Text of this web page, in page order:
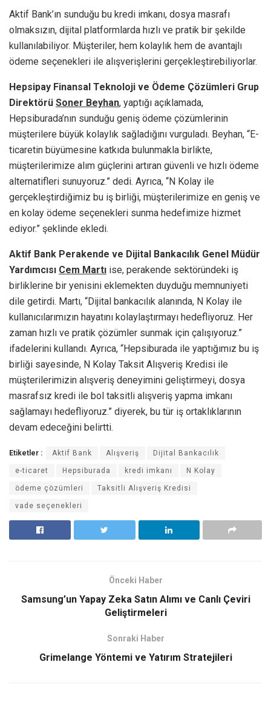
Aktif Bank’ın sunduğu bu kredi imkanı, dosya masrafı
olmaksızın, dijital platformlarda hızlı ve pratik bir şekilde
kullanılabiliyor. Müşteriler, hem kolaylık hem de avantajlı
ödeme seçenekleri ile alışverişlerini gerçekleştirebiliyorlar.
Hepsipay Finansal Teknoloji ve Ödeme Çözümleri Grup
Direktörü Soner Beyhan, yaptığı açıklamada,
Hepsiburada’nın sunduğu geniş ödeme çözümlerinin
müşterilere büyük kolaylık sağladığını vurguladı. Beyhan, “E-
ticaretin büyümesine katkıda bulunmakla birlikte,
müşterilerimize alım güçlerini artıran güvenli ve hızlı ödeme
alternatifleri sunuyoruz.” dedi. Ayrıca, “N Kolay ile
gerçekleştirdiğimiz bu iş birliği, müşterilerimize en geniş ve
en kolay ödeme seçenekleri sunma hedefimize hizmet
ediyor.” şeklinde ekledi.
Aktif Bank Perakende ve Dijital Bankacılık Genel Müdür
Yardımcısı Cem Martı ise, perakende sektöründeki iş
birliklerine bir yenisini eklemekten duyduğu memnuniyeti
dile getirdi. Martı, “Dijital bankacılık alanında, N Kolay ile
kullanıcılarımızın hayatını kolaylaştırmayı hedefliyoruz. Her
zaman hızlı ve pratik çözümler sunmak için çalışıyoruz.”
ifadelerini kullandı. Ayrıca, “Hepsiburada ile yaptığımız bu iş
birliği sayesinde, N Kolay Taksit Alışveriş Kredisi ile
müşterilerimizin alışveriş deneyimini geliştirmeyi, dosya
masrafsız kredi ile bol taksitli alışveriş yapma imkanı
sağlamayı hedefliyoruz.” diyerek, bu tür iş ortaklıklarının
devam edeceğini belirtti.
Etiketler : Aktif Bank Alışveriş Dijital Bankacılık
e-ticaret Hepsiburada kredi imkanı N Kolay
ödeme çözümleri Taksitli Alışveriş Kredisi
vade seçenekleri
Önceki Haber
Samsung’un Yapay Zeka Satın Alımı ve Canlı Çeviri
Geliştirmeleri
Sonraki Haber
Grimelange Yöntemi ve Yatırım Stratejileri